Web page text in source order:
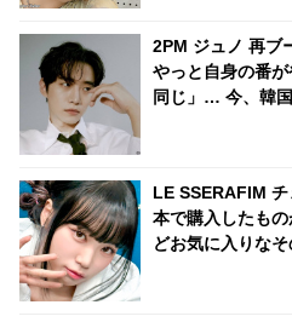
2PM ジュノ 再ブ
やっと自身の番
同じ」… 今、韓
LE SSERAFIM
本で購入したも
どお気に入りな